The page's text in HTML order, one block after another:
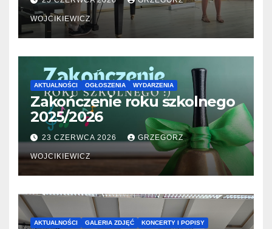
WOJCIKIEWICZ
AKTUALNOŚCI OGŁOSZENIA WYDARZENIA
Zakończenie roku szkolnego
2025/2026
23 CZERWCA 2026 GRZEGORZ
WOJCIKIEWICZ
AKTUALNOŚCI GALERIA ZDJĘĆ KONCERTY I POPISY